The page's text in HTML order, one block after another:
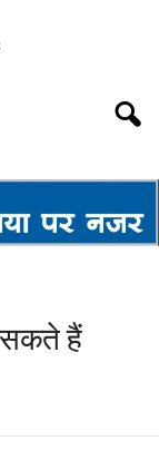
सकते हैं